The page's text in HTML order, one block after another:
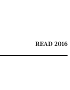
READ 2016